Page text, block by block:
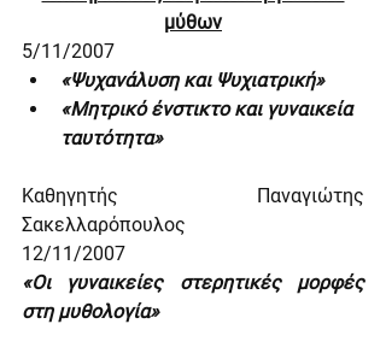
μύθων
5/11/2007
«Ψυχανάλυση και Ψυχιατρική»
«Μητρικό ένστικτο και γυναικεία
ταυτότητα»
Καθηγητής Παναγιώτης
Σακελλαρόπουλος
12/11/2007
«Οι γυναικείες στερητικές μορφές
στη μυθολογία»